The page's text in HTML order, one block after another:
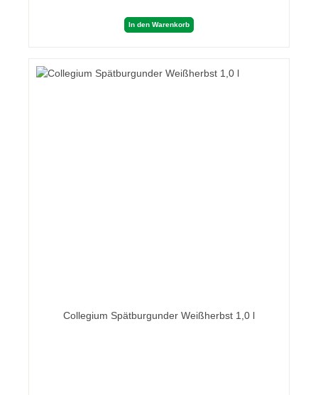
In den Warenkorb
Collegium Spätburgunder Weißherbst 1,0 l